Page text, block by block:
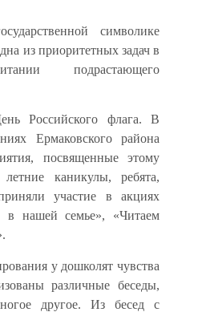
символике
из приоритетных задач в
подрастающего
Российского флага. В
Ермаковского района
посвященные этому
каникулы, ребята,
участие в акциях
в нашей семье», «Читаем
у дошколят чувства
различные беседы,
другое. Из бесед с